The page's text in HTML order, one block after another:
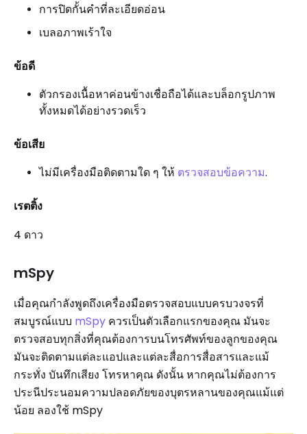
การปิดกั้นคำที่ละเอียดอ่อน
เบลอภาพเร้าใจ
ข้อดี
ตัวกรองเนื้อหาค่อนข้างเชื่อถือได้และบล็อกรูปภาพ
ทั้งหมดได้อย่างรวดเร็ว
ข้อเสีย
ไม่มีเครื่องมือติดตามใด ๆ ให้ ตรวจสอบข้อความ.
เรตติ้ง
4 ดาว
mSpy
เมื่อคุณกำลังพูดถึงเครื่องมือตรวจสอบแบบครบวงจรที่
สมบูรณ์แบบ mSpy ควรเป็นตัวเลือกแรกของคุณ มันจะ
ตรวจสอบทุกสิ่งที่คุณต้องการบนโทรศัพท์ของลูกของคุณ
มันจะติดตามแต่ละแอปและแต่ละสื่อการสื่อสารและแม้
กระทั่ง บันทึกเสียง โทรหาคุณ ดังนั้น หากคุณไม่ต้องการ
ประนีประนอมความปลอดภัยของบุตรหลานของคุณแม้แต่
น้อย ลองใช้ mSpy